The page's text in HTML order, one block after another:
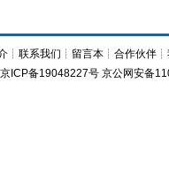
┊联系我们 ┊ 留言本 ┊合作伙伴 ┊
京ICP备19048227号 京公网安备